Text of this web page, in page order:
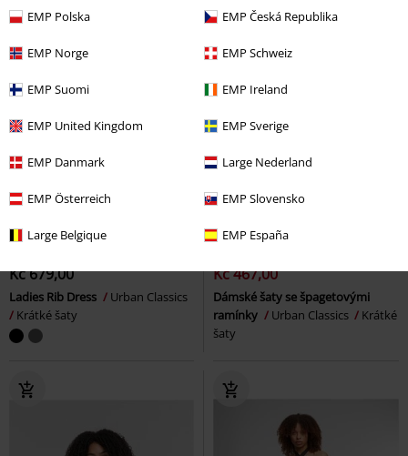
EMP Polska EMP Česká Republika
EMP Norge EMP Schweiz
EMP Suomi EMP Ireland
EMP United Kingdom EMP Sverige
EMP Danmark Large Nederland
EMP Österreich EMP Slovensko
Large Belgique EMP España
Téměř vyprodáno
Kč 679,00
Ladies Rib Dress
Urban Classics
Krátké šaty
% Téměř vyprodáno
Kč 467,00
Dámské šaty se špagetovými
ramínky
Urban Classics
Krátké
šaty